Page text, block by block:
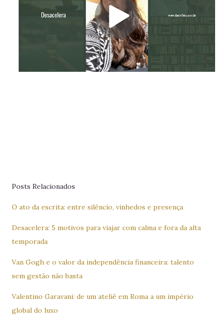
Posts Relacionados
O ato da escrita: entre silêncio, vinhedos e presença
Desacelera: 5 motivos para viajar com calma e fora da alta
temporada
Van Gogh e o valor da independência financeira: talento
sem gestão não basta
Valentino Garavani: de um ateliê em Roma a um império
global do luxo